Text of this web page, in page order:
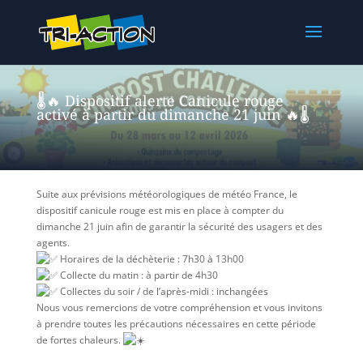
🌡️🔥 Dispositif alerte Canicule rouge
activé à partir du dimanche 21 juin 🔥🌡️
Suite aux prévisions météorologiques de météo France, le
dispositif canicule rouge est mis en place à compter du
dimanche 21 juin afin de garantir la sécurité des usagers et des
agents.
Horaires de la déchèterie : 7h30 à 13h00
Collecte du matin : à partir de 4h30
Collectes du soir / de l’après-midi : inchangées
Nous vous remercions de votre compréhension et vous invitons
à prendre toutes les précautions nécessaires en cette période
de fortes chaleurs.